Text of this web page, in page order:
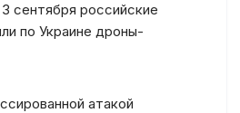
сентября российские
по Украине дроны-
атакой